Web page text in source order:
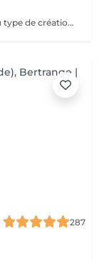
Le prix peut varier à la hausse dépendant du type de création finalement réalisée.
287